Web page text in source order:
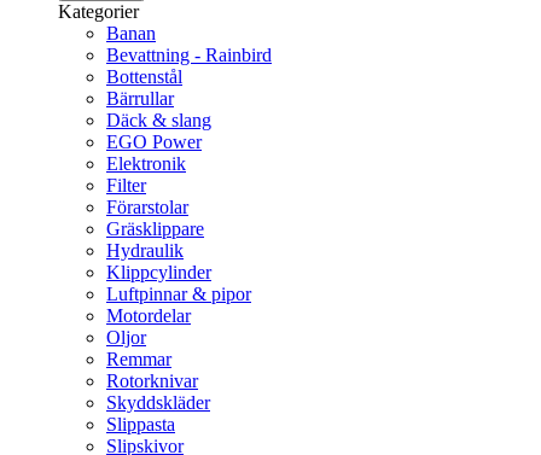
Kategorier
Banan
Bevattning - Rainbird
Bottenstål
Bärrullar
Däck & slang
EGO Power
Elektronik
Filter
Förarstolar
Gräsklippare
Hydraulik
Klippcylinder
Luftpinnar & pipor
Motordelar
Oljor
Remmar
Rotorknivar
Skyddskläder
Slippasta
Slipskivor